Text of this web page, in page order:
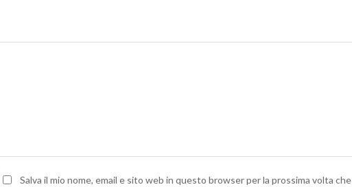
Nome:Salva il mio nome, email e sito web in questo browser per la prossima volta che